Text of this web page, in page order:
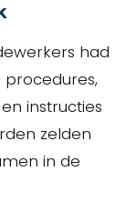
had
instructies
zelden
in de